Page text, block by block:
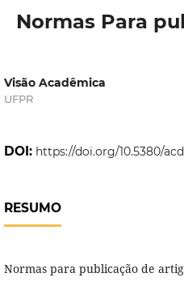
Normas Para
Visão Acadêmica
UFPR
DOI: https://doi.org/10.5380/
RESUMO
Normas para publicação de